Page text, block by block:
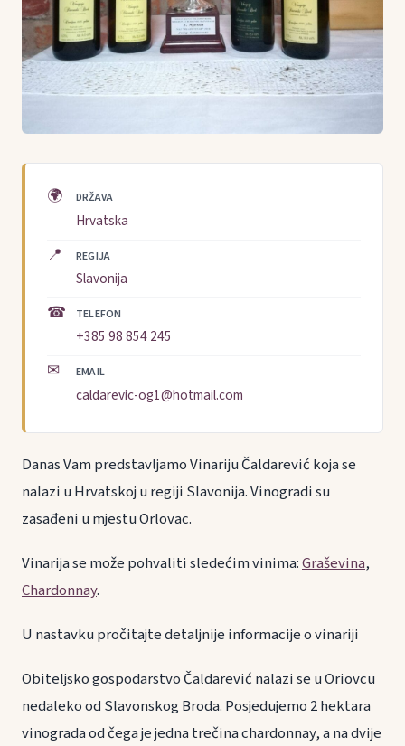
🌍 DRŽAVA
Hrvatska
📍 REGIJA
Slavonija
☎ TELEFON
+385 98 854 245
✉ EMAIL
caldarevic-og1@hotmail.com
Danas Vam predstavljamo Vinariju Čaldarević koja se
nalazi u Hrvatskoj u regiji Slavonija. Vinogradi su
zasađeni u mjestu Orlovac.
Vinarija se može pohvaliti sledećim vinima:Graševina,
Chardonnay.
U nastavku pročitajte detaljnije informacije o vinariji
Obiteljsko gospodarstvo Čaldarević nalazi se u Oriovcu
nedaleko od Slavonskog Broda. Posjedujemo 2 hektara
vinograda od čega je jedna trečina chardonnay, a na dvije